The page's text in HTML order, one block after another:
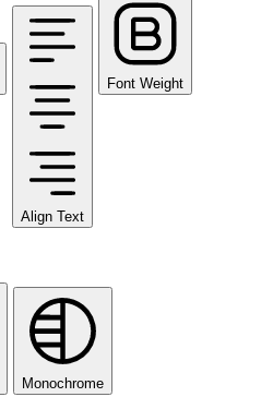
Align Text
Font Weight
Monochrome